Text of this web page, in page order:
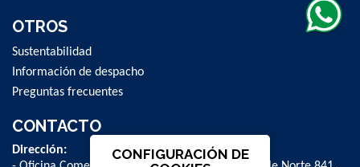
OTROS
Sustentabilidad
Información de despacho
Preguntas frecuentes
CONTACTO
Dirección:
CONFIGURACIÓN DE